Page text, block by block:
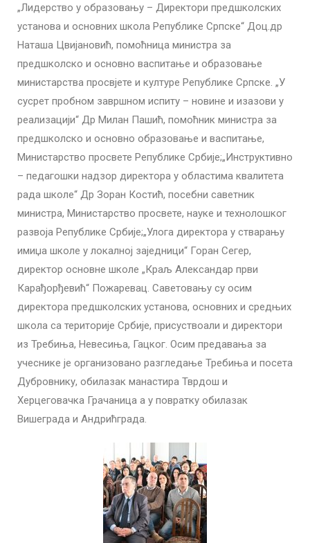
„Лидерство у образовању – Директори предшколских
установа и основних школа Републике Српске“ Доц.др
Наташа Цвијановић, помоћница министра за
предшколско и основно васпитање и образовање
министарства просвјете и културе Републике Српске. „У
сусрет пробном завршном испиту – новине и изазови у
реализацији“ Др Милан Пашић, помоћник министра за
предшколско и основно образовање и васпитање,
Министарство просвете Републике Србије;„Инструктивно
– педагошки надзор директора у областима квалитета
рада школе“ Др Зоран Костић, посебни саветник
министра, Министарство просвете, науке и технолошког
развоја Републике Србије;„Улога директора у стварању
имиџа школе у локалној заједници“ Горан Сегер,
директор основне школе „Краљ Александар први
Карађорђевић“ Пожаревац. Саветовању су осим
директора предшколских установа, основних и средњих
школа са територије Србије, присуствоали и директори
из Требиња, Невесиња, Гацког. Осим предавања за
учеснике је организовано разгледање Требиња и посета
Дубровнику, обилазак манастира Тврдош и
Херцеговачка Грачаница а у повратку обилазак
Вишеграда и Андрићграда.